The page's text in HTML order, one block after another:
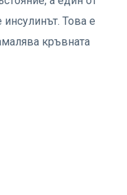
Това е
кръвната